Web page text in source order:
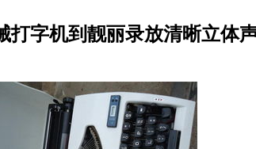
打字机到靓丽录放清晰立体